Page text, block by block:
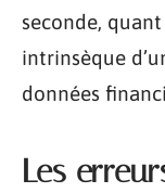
seconde,
intrinsèque
données
Les